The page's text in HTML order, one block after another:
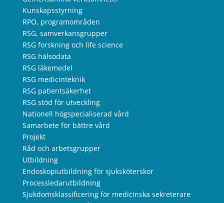
Kunskapsstyrning
RPO, programområden
RSG, samverkansgrupper
RSG forskning och life science
RSG hälsodata
RSG läkemedel
RSG medicinteknik
RSG patientsäkerhet
RSG stöd för utveckling
Nationell högspecialiserad vård
Samarbete för bättre vård
Projekt
Råd och arbetsgrupper
Utbildning
Endoskopiutbildning för sjuksköterskor
Processledarutbildning
Sjukdomsklassificering för medicinska sekreterare